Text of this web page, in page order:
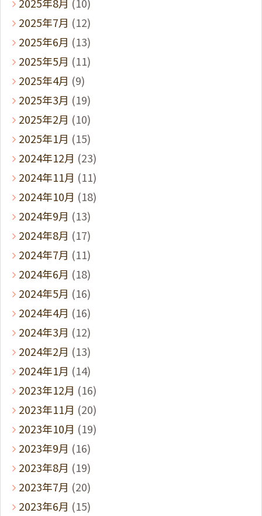
2025年7月 (12)
2025年6月 (13)
2025年5月 (11)
2025年4月 (9)
2025年3月 (19)
2025年2月 (10)
2025年1月 (15)
2024年12月 (23)
2024年11月 (11)
2024年10月 (18)
2024年9月 (13)
2024年8月 (17)
2024年7月 (11)
2024年6月 (18)
2024年5月 (16)
2024年4月 (16)
2024年3月 (12)
2024年2月 (13)
2024年1月 (14)
2023年12月 (16)
2023年11月 (20)
2023年10月 (19)
2023年9月 (16)
2023年8月 (19)
2023年7月 (20)
2023年6月 (15)